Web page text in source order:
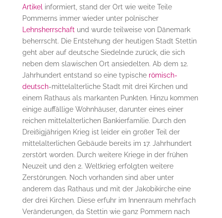
Artikel informiert, stand der Ort wie weite Teile
Pommerns immer wieder unter polnischer
Lehnsherrschaft und wurde teilweise von Dänemark
beherrscht. Die Entstehung der heutigen Stadt Stettin
geht aber auf deutsche Siedelnde zurück, die sich
neben dem slawischen Ort ansiedelten. Ab dem 12.
Jahrhundert entstand so eine typische römisch-
deutsch-mittelalterliche Stadt mit drei Kirchen und
einem Rathaus als markanten Punkten. Hinzu kommen
einige auffällige Wohnhäuser, darunter eines einer
reichen mittelalterlichen Bankierfamilie. Durch den
Dreißigjährigen Krieg ist leider ein großer Teil der
mittelalterlichen Gebäude bereits im 17. Jahrhundert
zerstört worden. Durch weitere Kriege in der frühen
Neuzeit und den 2. Weltkrieg erfolgten weitere
Zerstörungen. Noch vorhanden sind aber unter
anderem das Rathaus und mit der Jakobikirche eine
der drei Kirchen. Diese erfuhr im Innenraum mehrfach
Veränderungen, da Stettin wie ganz Pommern nach